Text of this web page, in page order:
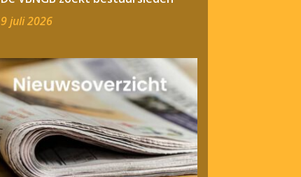
9 juli 2026